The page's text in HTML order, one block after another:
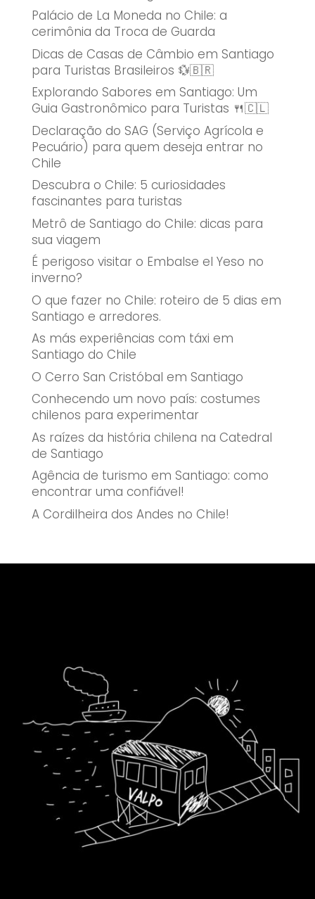
Palácio de La Moneda no Chile: a
cerimônia da Troca de Guarda
Dicas de Casas de Câmbio em Santiago
para Turistas Brasileiros 💱🇧🇷
Explorando Sabores em Santiago: Um
Guia Gastronômico para Turistas 🍴🇨🇱
Declaração do SAG (Serviço Agrícola e
Pecuário) para quem deseja entrar no
Chile
Descubra o Chile: 5 curiosidades
fascinantes para turistas
Metrô de Santiago do Chile: dicas para
sua viagem
É perigoso visitar o Embalse el Yeso no
inverno?
O que fazer no Chile: roteiro de 5 dias em
Santiago e arredores.
As más experiências com táxi em
Santiago do Chile
O Cerro San Cristóbal em Santiago
Conhecendo um novo país: costumes
chilenos para experimentar
As raízes da história chilena na Catedral
de Santiago
Agência de turismo em Santiago: como
encontrar uma confiável!
A Cordilheira dos Andes no Chile!